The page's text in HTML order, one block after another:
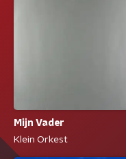
Mijn Vader
Klein Orkest